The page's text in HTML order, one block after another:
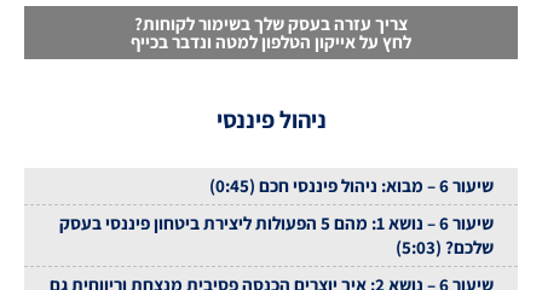
צריך עזרה בעסק שלך בשימור לקוחות?
לחץ על אייקון הטלפון למטה ונדבר בכייף
ניהול פיננסי
שיעור 6 – מבוא: ניהול פיננסי חכם (0:45)
שיעור 6 – נושא 1: מהם 5 הפעולות ליצירת ביטחון פיננסי בעסק
שלכם? (5:03)
שיעור 6 – נושא 2: איך יוצרים הכנסה פסיבית מנצחת וריווחית גם